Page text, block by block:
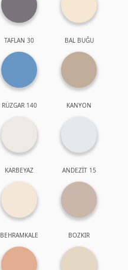
TAFLAN 30 BAL BUĞU
RÜZGAR 140 KANYON
KARBEYAZ ANDEZİT 15
BEHRAMKALE BOZKIR